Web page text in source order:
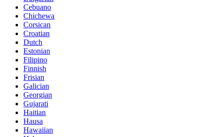
Cebuano
Chichewa
Corsican
Croatian
Dutch
Estonian
Filipino
Finnish
Frisian
Galician
Georgian
Gujarati
Haitian
Hausa
Hawaiian